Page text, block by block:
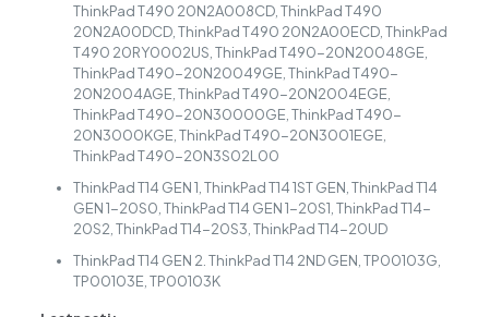
ThinkPad T490 20N2A008CD, ThinkPad T490
20N2A00DCD, ThinkPad T490 20N2A00ECD, ThinkPad
T490 20RY0002US, ThinkPad T490-20N20048GE,
ThinkPad T490-20N20049GE, ThinkPad T490-
20N2004AGE, ThinkPad T490-20N2004EGE,
ThinkPad T490-20N30000GE, ThinkPad T490-
20N3000KGE, ThinkPad T490-20N3001EGE,
ThinkPad T490-20N3S02L00
ThinkPad T14 GEN 1, ThinkPad T14 1ST GEN, ThinkPad T14
GEN 1-20S0, ThinkPad T14 GEN 1-20S1, ThinkPad T14-
20S2, ThinkPad T14-20S3, ThinkPad T14-20UD
ThinkPad T14 GEN 2. ThinkPad T14 2ND GEN, TP00103G,
TP00103E, TP00103K